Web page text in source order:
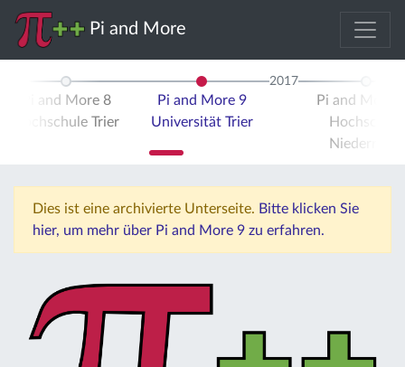
Pi and More
Pi and More 8
Hochschule Trier
Pi and More 9
Universität Trier
2017
Pi and More
Hochschule
Niederrhein
Dies ist eine archivierte Unterseite. Bitte klicken Sie
hier, um mehr über Pi and More 9 zu erfahren.